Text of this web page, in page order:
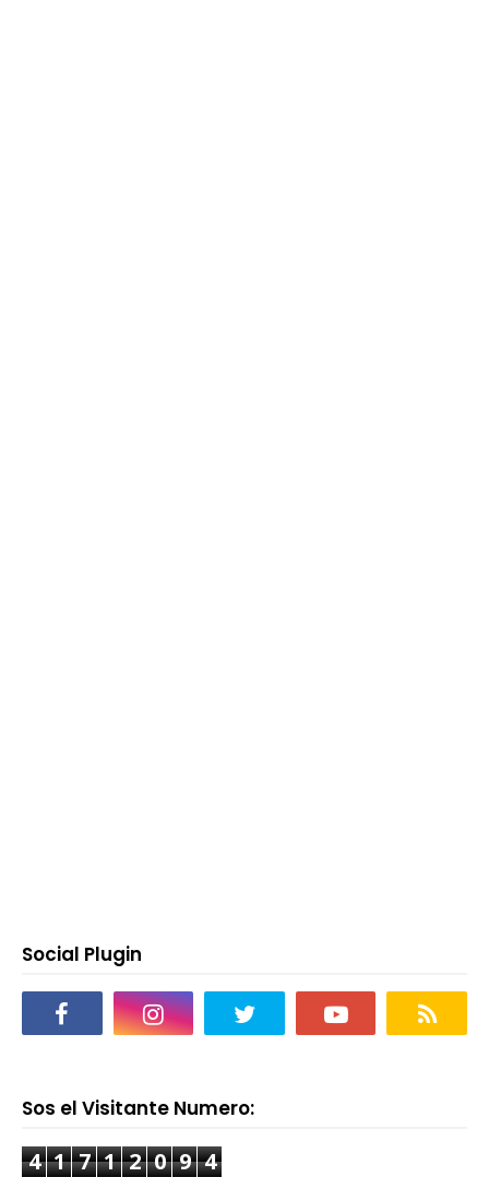
Social Plugin
Sos el Visitante Numero:
4 1 7 1 2 0 9 4